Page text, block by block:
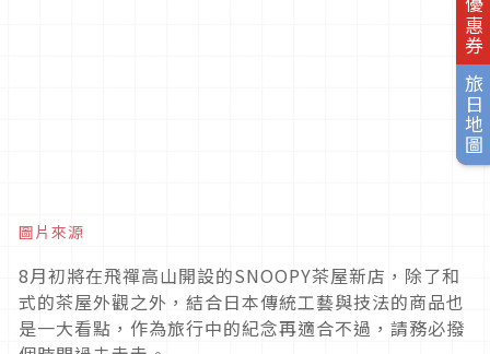
旅日地圖
圖片來源
8月初將在飛禪高山開設的SNOOPY茶屋新店，除了和
式的茶屋外觀之外，結合日本傳統工藝與技法的商品也
是一大看點，作為旅行中的紀念再適合不過，請務必撥